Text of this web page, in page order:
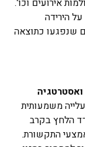
הירידה
שנפגעו כתוצאה
משמעותית
הלחץ בקרב
התקשורת.